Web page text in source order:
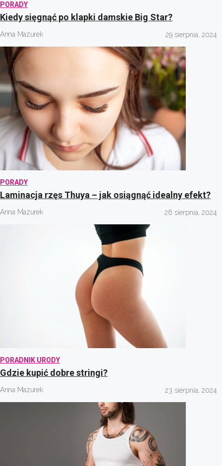
PORADY
Kiedy sięgnąć po klapki damskie Big Star?
Anna Mazurek 29 sierpnia, 2024
PORADY
Laminacja rzęs Thuya – jak osiągnąć idealny efekt?
Anna Mazurek 26 sierpnia, 2024
PORADNIK URODY
Gdzie kupić dobre stringi?
Anna Mazurek 23 sierpnia, 2024